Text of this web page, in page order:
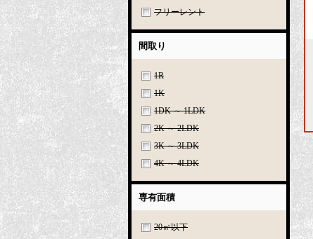
フリーレント
間取り
1R
1K
1DK ～ 1LDK
2K ～ 2LDK
3K ～ 3LDK
4K ～ 4LDK
専有面積
20㎡以下